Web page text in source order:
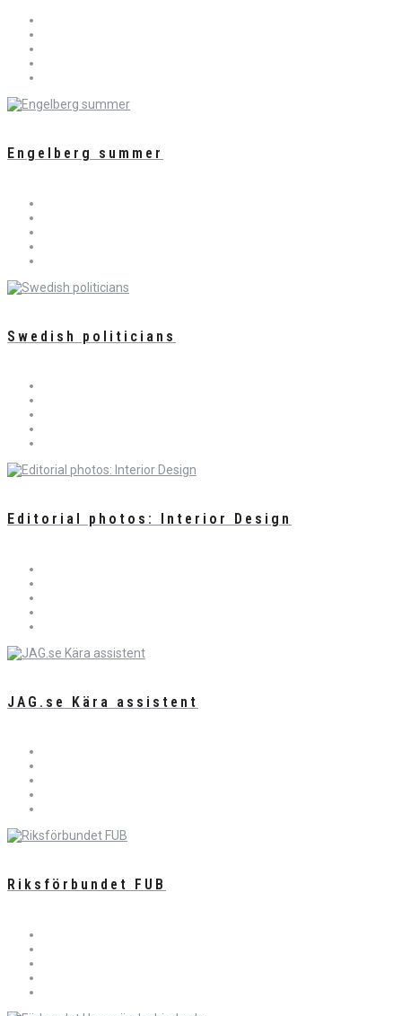
Engelberg summer
Swedish politicians
Editorial photos: Interior Design
JAG.se Kära assistent
Riksförbundet FUB